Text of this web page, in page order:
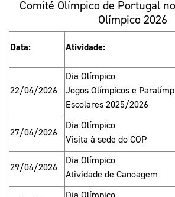
Marketing
Documentos
Contactos
Mais Desporto
Arquivo Histórico
Educação Olímpica
Equipa
Equipa
Arquivo
Educação
Comité Olímpico de Portugal
Olímpico 2026
Data: Atividade:
22/04/2026
Dia Olímpico
Jogos Olímpicos e
Escolares 2025/2026
27/04/2026
Dia Olímpico
Visita à sede do COP
29/04/2026
Dia Olímpico
Atividade de Canoagem
Dia Olímpico